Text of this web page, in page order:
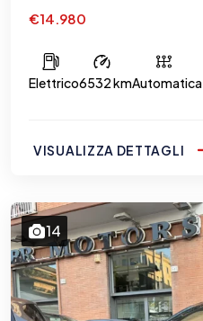
€14.980
Elettrico6532 kmAutomatica
VISUALIZZA DETTAGLI
14